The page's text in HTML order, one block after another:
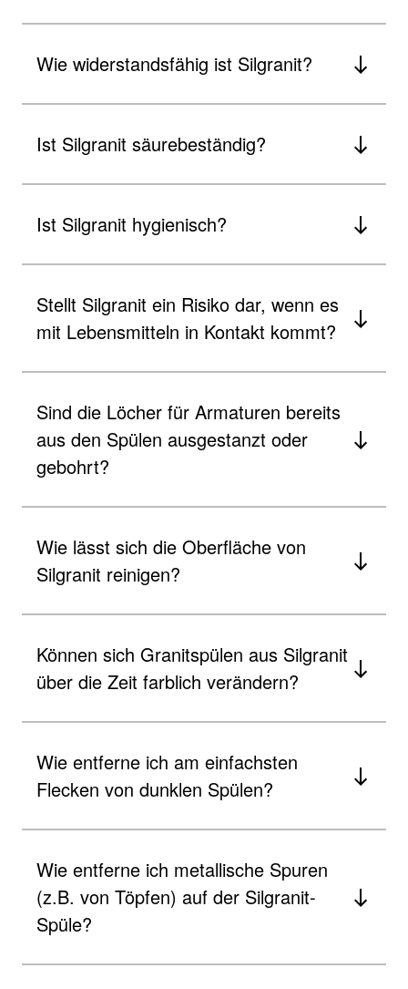
Wie widerstandsfähig ist Silgranit?
Ist Silgranit säurebeständig?
Ist Silgranit hygienisch?
Stellt Silgranit ein Risiko dar, wenn es
mit Lebensmitteln in Kontakt kommt?
Sind die Löcher für Armaturen bereits
aus den Spülen ausgestanzt oder
gebohrt?
Wie lässt sich die Oberfläche von
Silgranit reinigen?
Können sich Granitspülen aus Silgranit
über die Zeit farblich verändern?
Wie entferne ich am einfachsten
Flecken von dunklen Spülen?
Wie entferne ich metallische Spuren
(z.B. von Töpfen) auf der Silgranit-
Spüle?